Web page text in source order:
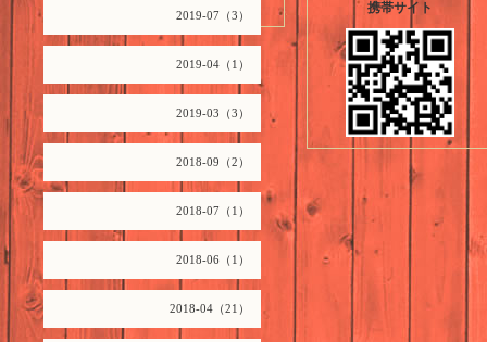
2019-07（3）
2019-04（1）
2019-03（3）
2018-09（2）
2018-07（1）
2018-06（1）
2018-04（21）
携帯サイト